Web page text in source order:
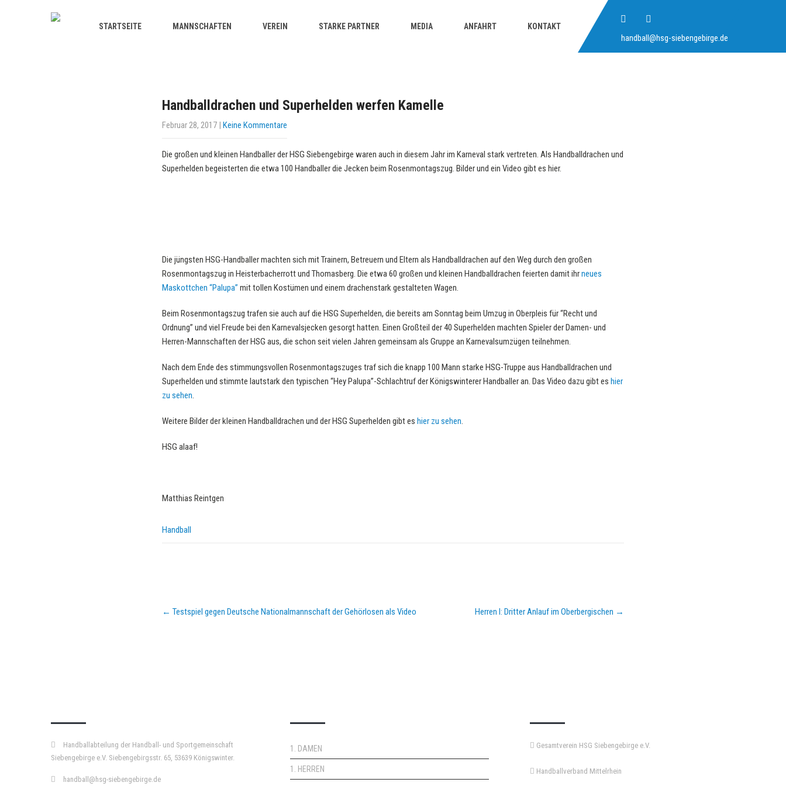
handball@hsg-siebengebirge.de
STARTSEITE MANNSCHAFTEN VEREIN STARKE PARTNER MEDIA ANFAHRT KONTAKT
Handballdrachen und Superhelden werfen Kamelle
Februar 28, 2017 | Keine Kommentare
Die großen und kleinen Handballer der HSG Siebengebirge waren auch in diesem Jahr im Karneval stark vertreten. Als Handballdrachen und
Superhelden begeisterten die etwa 100 Handballer die Jecken beim Rosenmontagszug. Bilder und ein Video gibt es hier.
Die jüngsten HSG-Handballer machten sich mit Trainern, Betreuern und Eltern als Handballdrachen auf den Weg durch den großen
Rosenmontagszug in Heisterbacherrott und Thomasberg. Die etwa 60 großen und kleinen Handballdrachen feierten damit ihrneues
Maskottchen “Palupa” mit tollen Kostümen und einem drachenstark gestalteten Wagen.
Beim Rosenmontagszug trafen sie auch auf die HSG Superhelden, die bereits am Sonntag beim Umzug in Oberpleis für “Recht und
Ordnung” und viel Freude bei den Karnevalsjecken gesorgt hatten. Einen Großteil der 40 Superhelden machten Spieler der Damen- und
Herren-Mannschaften der HSG aus, die schon seit vielen Jahren gemeinsam als Gruppe an Karnevalsumzügen teilnehmen.
Nach dem Ende des stimmungsvollen Rosenmontagszuges traf sich die knapp 100 Mann starke HSG-Truppe aus Handballdrachen und
Superhelden und stimmte lautstark den typischen “Hey Palupa”-Schlachtruf der Königswinterer Handballer an. Das Video dazu gibt es hier
zu sehen.
Weitere Bilder der kleinen Handballdrachen und der HSG Superhelden gibt es hier zu sehen.
HSG alaaf!
Matthias Reintgen
Handball
Post
navigation
← Testspiel gegen Deutsche Nationalmannschaft der Gehörlosen als Video Herren I: Dritter Anlauf im Oberbergischen →
Handballabteilung der Handball- und Sportgemeinschaft
Siebengebirge e.V. Siebengebirgsstr. 65, 53639 Königswinter.
handball@hsg-siebengebirge.de
1. DAMEN
1. HERREN
Gesamtverein HSG Siebengebirge e.V.
Handballverband Mittelrhein